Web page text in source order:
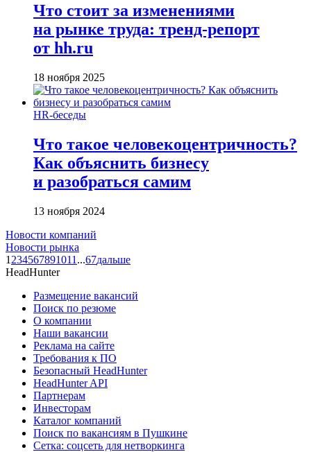
Что стоит за изменениями
на рынке труда: тренд-репорт
от hh.ru
18 ноября 2025
HR-беседы
Что такое человеко­центричность?
Как объяснить бизнесу
и разобраться самим
13 ноября 2024
Новости компаний
Новости рынка
1 234567891011 ...67дальше
HeadHunter
Размещение вакансий
Поиск по резюме
О компании
Наши вакансии
Реклама на сайте
Требования к ПО
Безопасный HeadHunter
HeadHunter API
Партнерам
Инвесторам
Каталог компаний
Поиск по вакансиям в Пушкине
Сетка: соцсеть для нетворкинга